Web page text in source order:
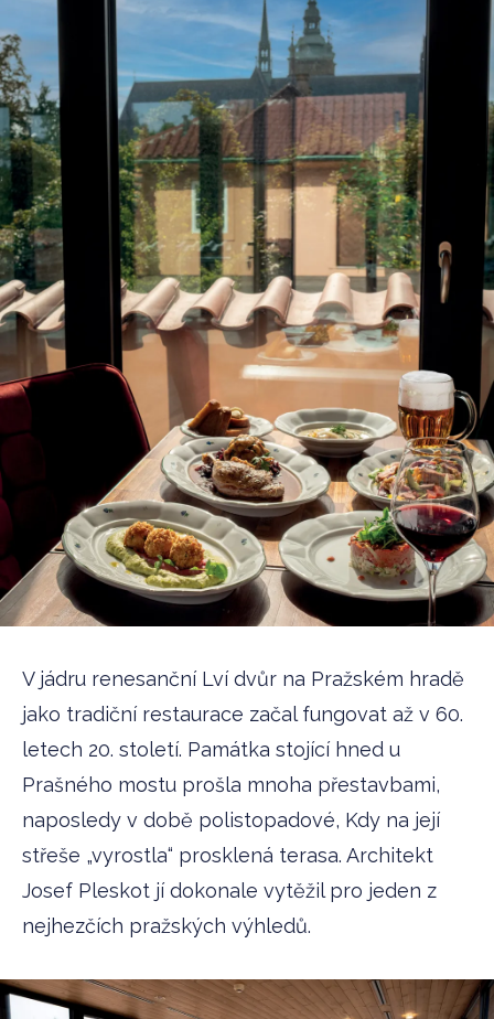
V jádru renesanční Lví dvůr na Pražském hradě
jako tradiční restaurace začal fungovat až v 60.
letech 20. století. Památka stojící hned u
Prašného mostu prošla mnoha přestavbami,
naposledy v době polistopadové, Kdy na její
střeše „vyrostla“ prosklená terasa. Architekt
Josef Pleskot jí dokonale vytěžil pro jeden z
nejhezčích pražských výhledů.